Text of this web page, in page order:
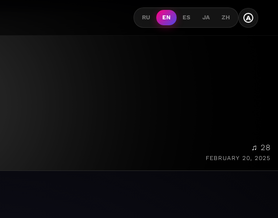
RU EN ES JA ZH A
♫ 28
FEBRUARY 20, 2025